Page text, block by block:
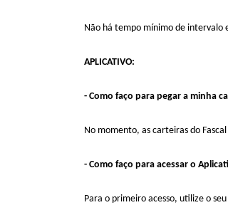
Não há tempo mínimo de intervalo
APLICATIVO:
- Como faço para pegar a minha
No momento, as carteiras do
- Como faço para acessar o
Para o primeiro acesso, utilize o